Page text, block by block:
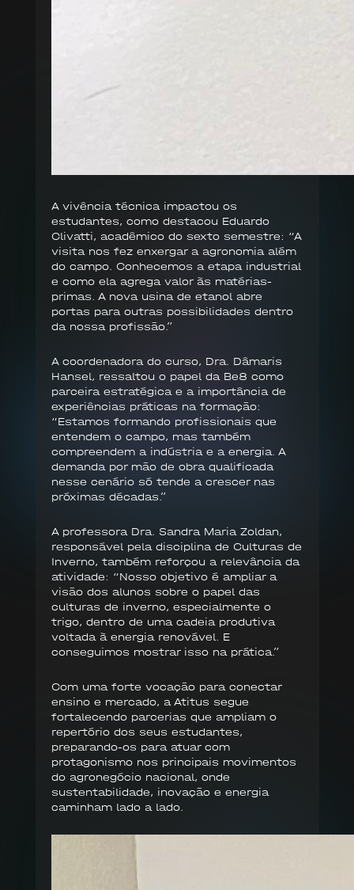
A vivência técnica impactou os
estudantes, como destacou Eduardo
Clivatti, acadêmico do sexto semestre: “A
visita nos fez enxergar a agronomia além
do campo. Conhecemos a etapa industrial
e como ela agrega valor às matérias-
primas. A nova usina de etanol abre
portas para outras possibilidades dentro
da nossa profissão.”
A coordenadora do curso, Dra. Dâmaris
Hansel, ressaltou o papel da Be8 como
parceira estratégica e a importância de
experiências práticas na formação:
“Estamos formando profissionais que
entendem o campo, mas também
compreendem a indústria e a energia. A
demanda por mão de obra qualificada
nesse cenário só tende a crescer nas
próximas décadas.”
A professora Dra. Sandra Maria Zoldan,
responsável pela disciplina de Culturas de
Inverno, também reforçou a relevância da
atividade: “Nosso objetivo é ampliar a
visão dos alunos sobre o papel das
culturas de inverno, especialmente o
trigo, dentro de uma cadeia produtiva
voltada à energia renovável. E
conseguimos mostrar isso na prática.”
Com uma forte vocação para conectar
ensino e mercado, a Atitus segue
fortalecendo parcerias que ampliam o
repertório dos seus estudantes,
preparando-os para atuar com
protagonismo nos principais movimentos
do agronegócio nacional, onde
sustentabilidade, inovação e energia
caminham lado a lado.